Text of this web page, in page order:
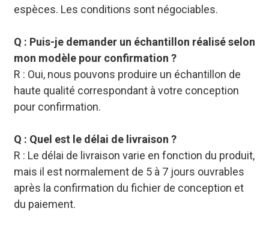
espèces. Les conditions sont négociables.
Q : Puis-je demander un échantillon réalisé selon
mon modèle pour confirmation ?
R : Oui, nous pouvons produire un échantillon de
haute qualité correspondant à votre conception
pour confirmation.
Q : Quel est le délai de livraison ?
R : Le délai de livraison varie en fonction du produit,
mais il est normalement de 5 à 7 jours ouvrables
après la confirmation du fichier de conception et
du paiement.